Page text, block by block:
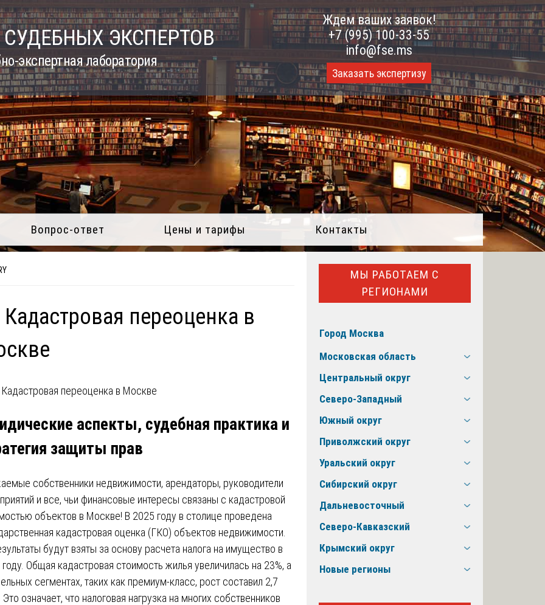
ЭКСПЕРТОВ
экспертная лаборатория
Ждем ваших заявок!
+7 (995) 100-33-55
info@fse.ms
Заказать экспертизу
Вопрос-ответ Цены и тарифы Контакты
переоценка в
аспекты, судебная практика и
защиты прав
собственники недвижимости, арендаторы, руководители
и все, чьи финансовые интересы связаны с кадастровой
объектов в Москве! В 2025 году в столице проведена
кадастровая оценка (ГКО) объектов недвижимости.
будут взяты за основу расчета налога на имущество в
Общая кадастровая стоимость жилья увеличилась на 23%, а
сегментах, таких как премиум-класс, рост составил 2,7
Это означает, что налоговая нагрузка на многих собственников
МЫ РАБОТАЕМ С
РЕГИОНАМИ
Город Москва
Московская область
Центральный округ
Северо-Западный
Южный округ
Приволжский округ
Уральский округ
Сибирский округ
Дальневосточный
Северо-Кавказский
Крымский округ
Новые регионы